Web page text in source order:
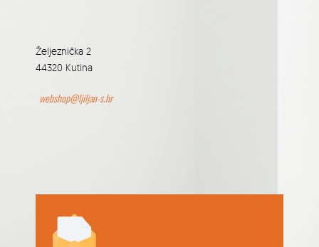
Željeznička 2
44320 Kutina
webshop@ljiljan-s.hr